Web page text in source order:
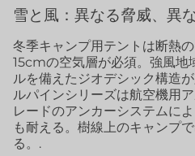
雪と風：異なる脅威、異
冬季キャンプ用テントは断熱
15cmの空気層が必須。強風地
ルを備えたジオデシック構造
ルパインシリーズは航空機用
レードのアンカーシステムに
も耐える。樹線上のキャンプ
る。.